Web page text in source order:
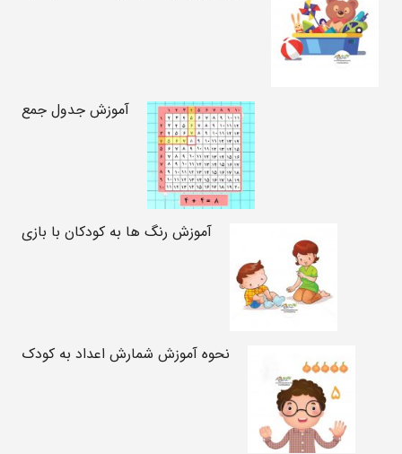
آموزش جدول جمع
آموزش رنگ ها به کودکان با بازی
نحوه آموزش شمارش اعداد به کودک